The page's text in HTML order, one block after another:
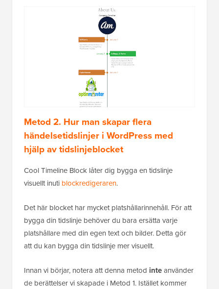
Metod 2. Hur man skapar flera
händelsetidslinjer i WordPress med
hjälp av tidslinjeblocket
Cool Timeline Block låter dig bygga en tidslinje
visuellt inuti blockredigeraren.
Det här blocket har mycket platshållarinnehåll. För att
bygga din tidslinje behöver du bara ersätta varje
platshållare med din egen text och bilder. Detta gör
att du kan bygga din tidslinje mer visuellt.
Innan vi börjar, notera att denna metod inteanvänder
de berättelser vi skapade i Metod 1. Istället kommer